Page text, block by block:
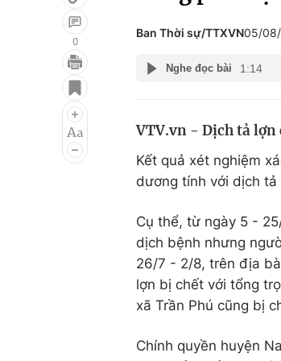
Điện ảnh
Âm nhạc
Làm đẹp
Chất
0
Ban Thời sự/TTXVN05/08/
Nghe đọc bài 1:14
VTV.vn - Dịch tả lợn
Kết quả xét nghiệm
dương tính với dịch tả
Cụ thể, từ ngày 5 -
dịch bệnh nhưng
26/7 - 2/8, trên địa
lợn bị chết với tổng
xã Trần Phú cũng bị
Chính quyền huyện